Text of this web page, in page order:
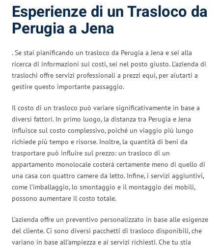
Esperienze di un Trasloco da
Perugia a Jena
. Se stai pianificando un trasloco da Perugia a Jena e sei alla
ricerca di informazioni sui costi, sei nel posto giusto. L’azienda di
traslochi offre servizi professionali a prezzi equi, per aiutarti a
gestire questo importante passaggio.
Il costo di un trasloco può variare significativamente in base a
diversi fattori. In primo luogo, la distanza tra Perugia e Jena
influisce sul costo complessivo, poiché un viaggio più lungo
richiede più tempo e risorse. Inoltre, la quantità di beni da
trasportare può influire sul prezzo: un trasloco di un
appartamento monolocale costerà certamente meno di quello di
una casa con quattro camere da letto. Infine, i servizi aggiuntivi,
come l’imballaggio, lo smontaggio e il montaggio dei mobili,
possono aumentare il costo totale.
L’azienda offre un preventivo personalizzato in base alle esigenze
del cliente. Ci sono diversi pacchetti di trasloco disponibili, che
variano in base all’ampiezza e ai servizi richiesti. Che tu stia